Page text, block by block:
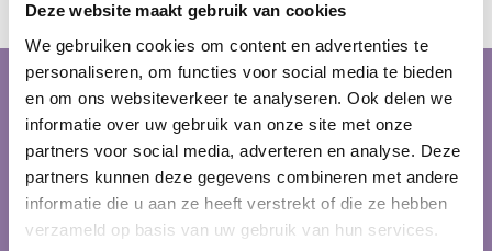
Deze website maakt gebruik van cookies
We gebruiken cookies om content en advertenties te
personaliseren, om functies voor social media te bieden
en om ons websiteverkeer te analyseren. Ook delen we
informatie over uw gebruik van onze site met onze
partners voor social media, adverteren en analyse. Deze
partners kunnen deze gegevens combineren met andere
informatie die u aan ze heeft verstrekt of die ze hebben
verzameld op basis van uw gebruik van hun services.
te gebruiken bij de volgende
indicaties